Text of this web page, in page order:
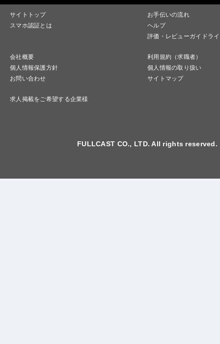
サイトトップ
お手伝いの流れ
スマホ認証とは
ヘルプ
評価・レビューガイドラ
会社概要
利用規約（求職者）
個人情報保護方針
個人情報の取り扱い
お問い合わせ
サイトマップ
求人掲載をご希望する企業様
FULLCAST CO., LTD. All rights reserved.